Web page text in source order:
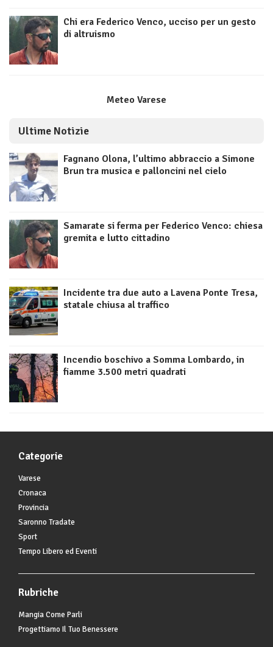
Chi era Federico Venco, ucciso per un gesto
di altruismo
Meteo Varese
Ultime Notizie
Fagnano Olona, l’ultimo abbraccio a Simone
Brun tra musica e palloncini nel cielo
Samarate si ferma per Federico Venco: chiesa
gremita e lutto cittadino
Incidente tra due auto a Lavena Ponte Tresa,
statale chiusa al traffico
Incendio boschivo a Somma Lombardo, in
fiamme 3.500 metri quadrati
Categorie
Varese
Cronaca
Provincia
Saronno Tradate
Sport
Tempo Libero ed Eventi
Rubriche
Mangia Come Parli
Progettiamo Il Tuo Benessere